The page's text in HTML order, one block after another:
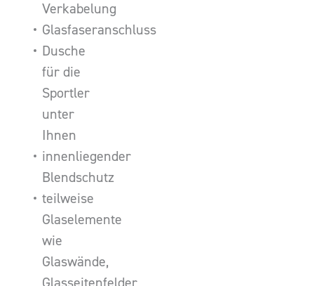
Verkabelung
Glasfaseranschluss
Dusche
für die
Sportler
unter
Ihnen
innenliegender
Blendschutz
teilweise
Glaselemente
wie
Glaswände,